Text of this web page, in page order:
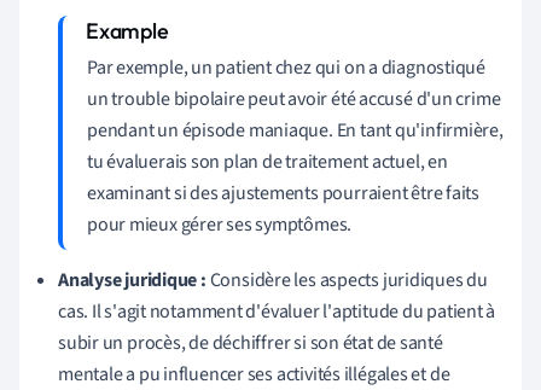
Par exemple, un patient chez qui on a diagnostiqué
un trouble bipolaire peut avoir été accusé d'un crime
pendant un épisode maniaque. En tant qu'infirmière,
tu évaluerais son plan de traitement actuel, en
examinant si des ajustements pourraient être faits
pour mieux gérer ses symptômes.
Analyse juridique :Considère les aspects juridiques du
cas. Il s'agit notamment d'évaluer l'aptitude du patient à
subir un procès, de déchiffrer si son état de santé
mentale a pu influencer ses activités illégales et de